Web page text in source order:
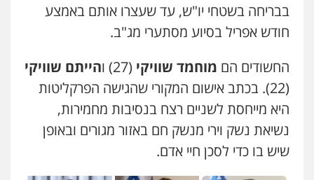
עו"ד שלומי שרון
0547342002
עו"ד אלון קריטי
פלילי כלכלי אלימות סמים מעצרים
0525544654
בבריחה בשטחי יו"ש, עד שעצרו אותם באמצע
חודש אפריל בסיוע מסתערי מג"ב.
החשודים הם מוחמד שוויקי (27) ו
הייתם שוויקי
(22). בכתב אישום המקורי שהגישה הפרקליטות
היא מייחסת לשניים רצח בנסיבות מחמירות,
נשיאת נשק וירי מנשק חם באזור מגורים ובאופן
שיש בו כדי לסכן חיי אדם.